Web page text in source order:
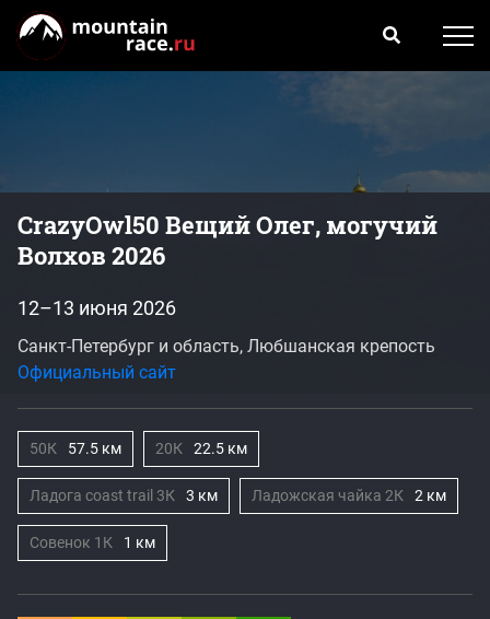
CrazyOwl50 Вещий Олег, могучий
Волхов 2026
12–13 июня 2026
Санкт-Петербург и область, Любшанская крепость
Официальный сайт
50К 57.5 км 20К 22.5 км
Ладога coast trail 3К 3 км Ладожская чайка 2К 2 км
Совенок 1К 1 км